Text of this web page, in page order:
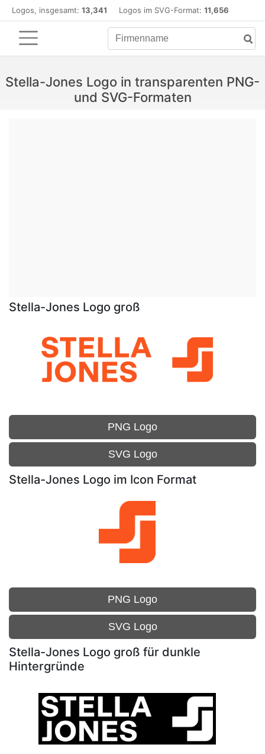
Logos, insgesamt: 13,341 Logos im SVG-Format: 11,656
Stella-Jones Logo in transparenten PNG-
und SVG-Formaten
Stella-Jones Logo groß
PNG Logo
SVG Logo
Stella-Jones Logo im Icon Format
PNG Logo
SVG Logo
Stella-Jones Logo groß für dunkle
Hintergründe